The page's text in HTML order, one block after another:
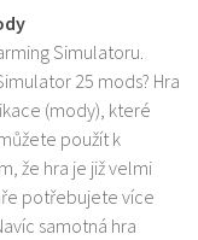
Simulatoru.
25 mods? Hra
(mody), které
použít k
že hra je již velmi
potřebujete více
samotná hra